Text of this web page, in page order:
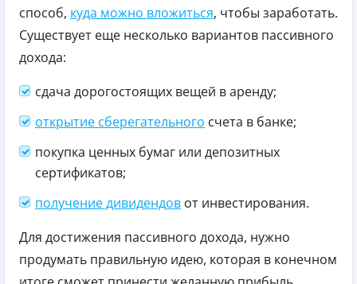
способ, куда можно вложиться, чтобы заработать.
Существует еще несколько вариантов пассивного
дохода:
сдача дорогостоящих вещей в аренду;
открытие сберегательного счета в банке;
покупка ценных бумаг или депозитных
сертификатов;
получение дивидендов от инвестирования.
Для достижения пассивного дохода, нужно
продумать правильную идею, которая в конечном